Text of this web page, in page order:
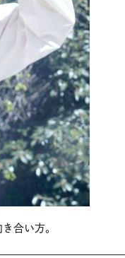
合い方。